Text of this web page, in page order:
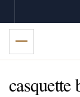
casquette